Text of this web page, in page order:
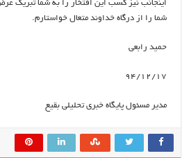
اینجانب نیز کسب این افتخار را به شما تبریک
شما را از درگاه خداوند متعال خواستارم.
حمید رابعی
۹۴/۱۲/۱۷
مدیر مسئول پایگاه خبری تحلیلی بقیع